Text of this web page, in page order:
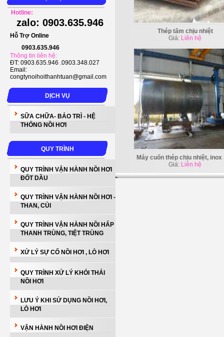
Hotline:
zalo: 0903.635.946
Hỗ Trợ Online
0903.635.946
Thông tin liên hệ:
ĐT: 0903.635.946 .0903.348.027
Email:
congtynoihoithanhtuan@gmail.com
DỊCH VỤ
SỮA CHỮA- BẢO TRÌ - HỆ
THỐNG NỒI HƠI
QUY TRÌNH
QUY TRÌNH VẬN HÀNH NỒI HƠI
ĐỐT DẦU
QUY TRÌNH VẬN HÀNH NỒI HƠI -
THAN, CỦI
QUY TRÌNH VẬN HÀNH NỒI HẤP
THANH TRÙNG, TIỆT TRÙNG
XỬ LÝ SỰ CỐ NỒI HƠI , LÒ HƠI
QUY TRÌNH XỬ LÝ KHÓI THẢI
NỒI HƠI
LƯU Ý KHI SỬ DỤNG NỒI HƠI,
LÒ HƠI
VẬN HÀNH NỒI HƠI ĐIỆN
Thép tấm chịu nhiệt
Giá: Liên hệ
Máy cuốn thép chịu nhiệt, inox
Giá: Liên hệ